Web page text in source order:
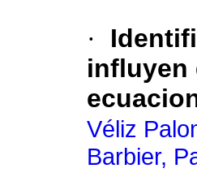
·
influyen
Véliz
Barbier,